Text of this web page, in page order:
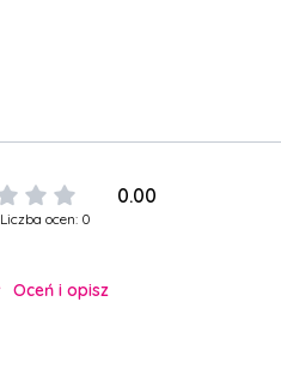
0.00
Liczba ocen: 0
Oceń i opisz